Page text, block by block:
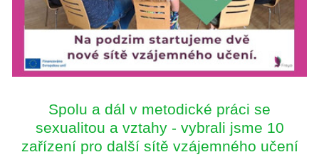
Spolu a dál v metodické práci se
sexualitou a vztahy - vybrali jsme 10
zařízení pro další sítě vzájemného učení